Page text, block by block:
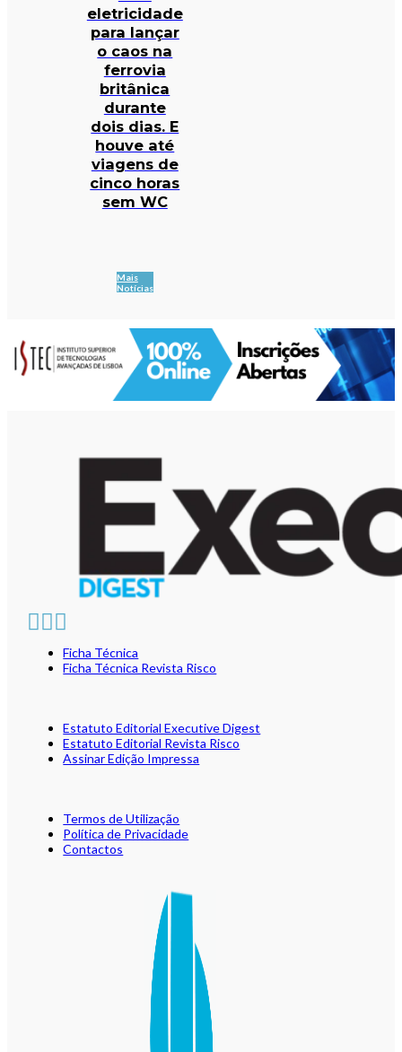
eletricidade
para lançar
o caos na
ferrovia
britânica
durante
dois dias. E
houve até
viagens de
cinco horas
sem WC
Mais
Notícias
Ficha Técnica
Ficha Técnica Revista Risco
Estatuto Editorial Executive Digest
Estatuto Editorial Revista Risco
Assinar Edição Impressa
Termos de Utilização
Política de Privacidade
Contactos